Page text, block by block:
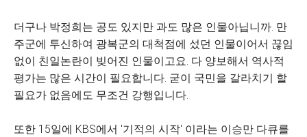
더구나 박정희는 공도 있지만 과도 많은 인물아닙니까. 만
주군에 투신하여 광복군의 대척점에 섰던 인물이어서 끊임
없이 친일논란이 빚어진 인물이고요. 다 양보해서 역사적
평가는 많은 시간이 필요합니다. 굳이 국민을 갈라치기 할
필요가 없음에도 무조건 강행입니다.
또한 15일에 KBS에서 '기적의 시작' 이라는 이승만 다큐를